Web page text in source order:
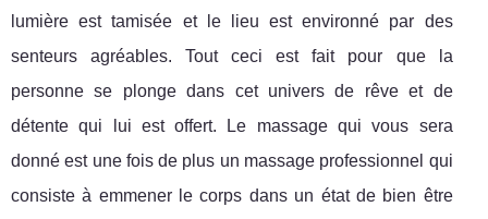
lumière est tamisée et le lieu est environné par des
senteurs agréables. Tout ceci est fait pour que la
personne se plonge dans cet univers de rêve et de
détente qui lui est offert. Le massage qui vous sera
donné est une fois de plus un massage professionnel qui
consiste à emmener le corps dans un état de bien être